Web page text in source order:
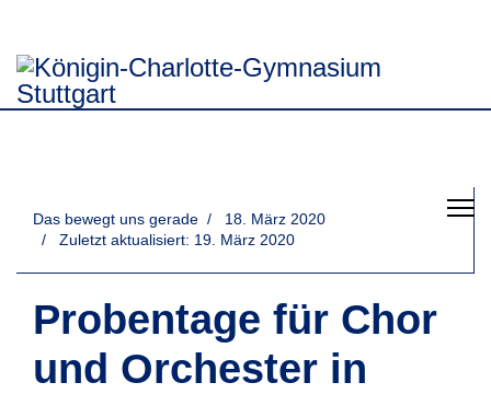
Das bewegt uns gerade
18. März 2020
Zuletzt aktualisiert: 19. März 2020
Probentage für Chor
und Orchester in